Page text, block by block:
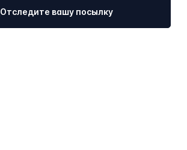
Отследите вашу посылку